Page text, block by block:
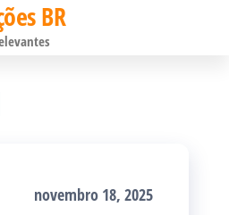
BR
novembro 18, 2025